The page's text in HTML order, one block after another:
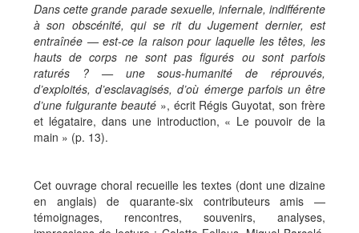
Dans cette grande parade sexuelle, infernale, indifférente
à son obscénité, qui se rit du Jugement dernier, est
entraînée — est-ce la raison pour laquelle les têtes, les
hauts de corps ne sont pas figurés ou sont parfois
raturés ? — une sous-humanité de réprouvés,
d’exploités, d’esclavagisés, d’où émerge parfois un être
d’une fulgurante beauté », écrit Régis Guyotat, son frère
et légataire, dans une introduction, « Le pouvoir de la
main » (p. 13).
Cet ouvrage choral recueille les textes (dont une dizaine
en anglais) de quarante-six contributeurs amis —
témoignages, rencontres, souvenirs, analyses,